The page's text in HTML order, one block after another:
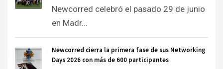
Newcorred celebró el pasado 29 de junio
en Madr...
Newcorred cierra la primera fase de sus Networking
Days 2026 con más de 600 participantes